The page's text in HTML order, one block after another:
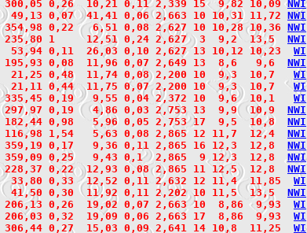
300,05 0,26  10,21 0,11 2,339 15  9,82 10,09
NWI
49,13 0,07  41,41 0,06 2,663 10 10,31 11,72
NWI
0,22   6,51 0,08 2,627 10 10,28 10,36 NWI
235,80 1     12,51 0,24 2,627  3  9,2  13,5 NWI
53,94 0,11  26,03 0,10 2,627 13 10,12 10,23
WI
195,93 0,08  11,96 0,07 2,649 13  8,6   9,6
NWI
21,25 0,48  11,74 0,08 2,200 10  9,3  10,7
WI
21,11 0,44  11,75 0,07 2,200 10  9,3  10,7 WI
335,45 0,19   9,55 0,04 2,372 10  9,6  10,1
WI
297,97 0,19   4,86 0,03 2,753 13  9,9  10,9
NWI
182,44 0,98   5,96 0,05 2,753 17  9,5  10,8
NWI
116,98 1,54   5,63 0,08 2,865 12 11,7  12,4
NWI
359,19 0,17   9,36 0,11 2,865 16 12,3  12,8
NWI
359,09 0,25   9,43 0,1  2,865  9 12,3  12,8 NWI
228,37 0,22  12,93 0,08 2,865 11 12,5  12,8
NWI
33,80 0,33  12,52 0,11 2,632 12 11,4  11,85
WI
41,50 0,30  11,92 0,11 2,202 10 11,5  13,5
NWI
206,13 0,26  19,02 0,07 2,663 10  8,86  9,93
WI
0,32  19,09 0,06 2,663 17  8,86  9,93 WI
306,44 0,27  15,03 0,09 2,641 14 10,8  11,25 WI